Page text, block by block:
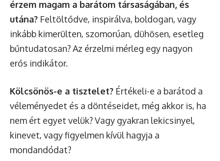
érzem magam a barátom társaságában, és
utána? Feltöltődve, inspirálva, boldogan, vagy
inkább kimerülten, szomorúan, dühösen, esetleg
bűntudatosan? Az érzelmi mérleg egy nagyon
erős indikátor.
Kölcsönös-e a tisztelet? Értékeli-e a barátod a
véleményedet és a döntéseidet, még akkor is, ha
nem ért egyet velük? Vagy gyakran lekicsinyel,
kinevet, vagy figyelmen kívül hagyja a
mondandódat?